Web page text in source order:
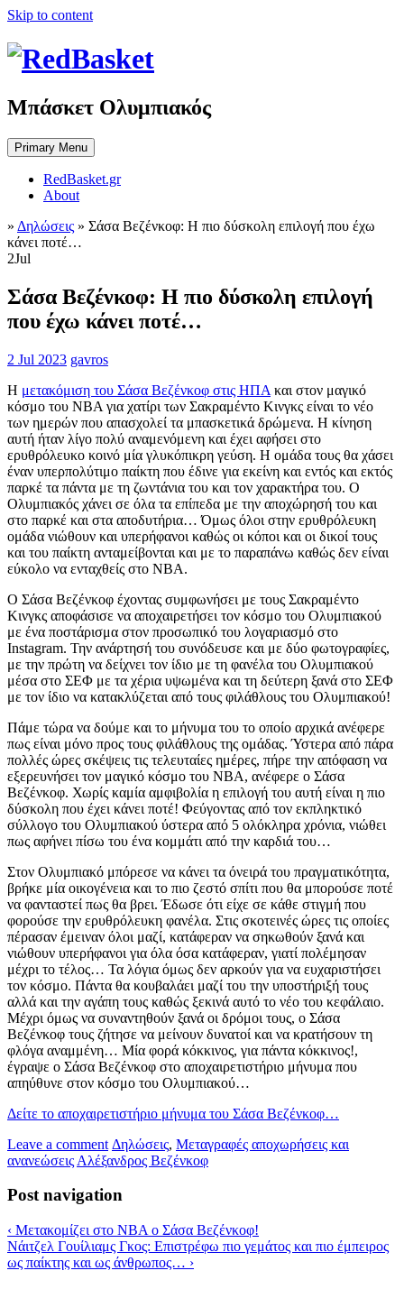
Skip to content
Μπάσκετ Ολυμπιακός
Primary Menu
RedBasket.gr
About
» Δηλώσεις » Σάσα Βεζένκοφ: Η πιο δύσκολη επιλογή που έχω
κάνει ποτέ…
2Jul
Σάσα Βεζένκοφ: Η πιο δύσκολη επιλογή
που έχω κάνει ποτέ…
2 Jul 2023 gavros
Η μετακόμιση του Σάσα Βεζένκοφ στις ΗΠΑ και στον μαγικό
κόσμο του ΝΒΑ για χατίρι των Σακραμέντο Κινγκς είναι το νέο
των ημερών που απασχολεί τα μπασκετικά δρώμενα. Η κίνηση
αυτή ήταν λίγο πολύ αναμενόμενη και έχει αφήσει στο
ερυθρόλευκο κοινό μία γλυκόπικρη γεύση. Η ομάδα τους θα χάσει
έναν υπερπολύτιμο παίκτη που έδινε για εκείνη και εντός και εκτός
παρκέ τα πάντα με τη ζωντάνια του και τον χαρακτήρα του. Ο
Ολυμπιακός χάνει σε όλα τα επίπεδα με την αποχώρησή του και
στο παρκέ και στα αποδυτήρια… Όμως όλοι στην ερυθρόλευκη
ομάδα νιώθουν και υπερήφανοι καθώς οι κόποι και οι δικοί τους
και του παίκτη ανταμείβονται και με το παραπάνω καθώς δεν είναι
εύκολο να ενταχθείς στο ΝΒΑ.
Ο Σάσα Βεζένκοφ έχοντας συμφωνήσει με τους Σακραμέντο
Κινγκς αποφάσισε να αποχαιρετήσει τον κόσμο του Ολυμπιακού
με ένα ποστάρισμα στον προσωπικό του λογαριασμό στο
Instagram. Την ανάρτησή του συνόδευσε και με δύο φωτογραφίες,
με την πρώτη να δείχνει τον ίδιο με τη φανέλα του Ολυμπιακού
μέσα στο ΣΕΦ με τα χέρια υψωμένα και τη δεύτερη ξανά στο ΣΕΦ
με τον ίδιο να κατακλύζεται από τους φιλάθλους του Ολυμπιακού!
Πάμε τώρα να δούμε και το μήνυμα του το οποίο αρχικά ανέφερε
πως είναι μόνο προς τους φιλάθλους της ομάδας. Ύστερα από πάρα
πολλές ώρες σκέψεις τις τελευταίες ημέρες, πήρε την απόφαση να
εξερευνήσει τον μαγικό κόσμο του ΝΒΑ, ανέφερε ο Σάσα
Βεζένκοφ. Χωρίς καμία αμφιβολία η επιλογή του αυτή είναι η πιο
δύσκολη που έχει κάνει ποτέ! Φεύγοντας από τον εκπληκτικό
σύλλογο του Ολυμπιακού ύστερα από 5 ολόκληρα χρόνια, νιώθει
πως αφήνει πίσω του ένα κομμάτι από την καρδιά του…
Στον Ολυμπιακό μπόρεσε να κάνει τα όνειρά του πραγματικότητα,
βρήκε μία οικογένεια και το πιο ζεστό σπίτι που θα μπορούσε ποτέ
να φανταστεί πως θα βρει. Έδωσε ότι είχε σε κάθε στιγμή που
φορούσε την ερυθρόλευκη φανέλα. Στις σκοτεινές ώρες τις οποίες
πέρασαν έμειναν όλοι μαζί, κατάφεραν να σηκωθούν ξανά και
νιώθουν υπερήφανοι για όλα όσα κατάφεραν, γιατί πολέμησαν
μέχρι το τέλος… Τα λόγια όμως δεν αρκούν για να ευχαριστήσει
τον κόσμο. Πάντα θα κουβαλάει μαζί του την υποστήριξή τους
αλλά και την αγάπη τους καθώς ξεκινά αυτό το νέο του κεφάλαιο.
Μέχρι όμως να συναντηθούν ξανά οι δρόμοι τους, ο Σάσα
Βεζένκοφ τους ζήτησε να μείνουν δυνατοί και να κρατήσουν τη
φλόγα αναμμένη… Μία φορά κόκκινος, για πάντα κόκκινος!,
έγραψε ο Σάσα Βεζένκοφ στο αποχαιρετιστήριο μήνυμα που
απηύθυνε στον κόσμο του Ολυμπιακού…
Δείτε το αποχαιρετιστήριο μήνυμα του Σάσα Βεζένκοφ…
Leave a comment Δηλώσεις, Μεταγραφές αποχωρήσεις και
ανανεώσεις Αλέξανδρος Βεζένκοφ
Post navigation
‹ Μετακομίζει στο ΝΒΑ ο Σάσα Βεζένκοφ!
Νάιτζελ Γουίλιαμς Γκος: Επιστρέφω πιο γεμάτος και πιο έμπειρος
ως παίκτης και ως άνθρωπος… ›